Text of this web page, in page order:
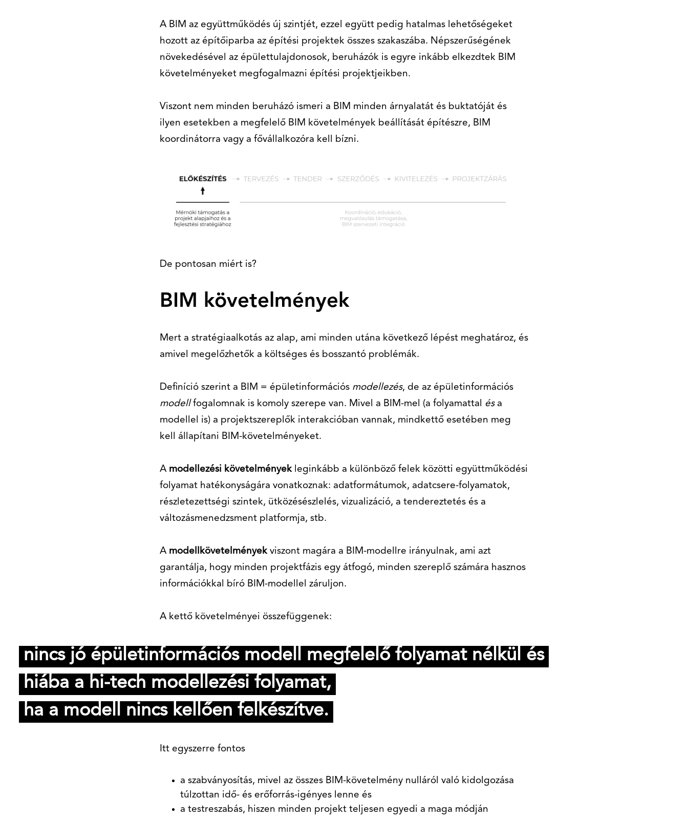
A BIM az együttműködés új szintjét, ezzel együtt pedig hatalmas lehetőségeket
hozott az építőiparba az építési projektek összes szakaszába. Népszerűségének
növekedésével az épülettulajdonosok, beruházók is egyre inkább elkezdtek BIM
követelményeket megfogalmazni építési projektjeikben.
Viszont nem minden beruházó ismeri a BIM minden árnyalatát és buktatóját és
ilyen esetekben a megfelelő BIM követelmények beállítását építészre, BIM
koordinátorra vagy a fővállalkozóra kell bízni.
De pontosan miért is?
BIM követelmények
Mert a stratégiaalkotás az alap, ami minden utána következő lépést meghatároz, és
amivel megelőzhetők a költséges és bosszantó problémák.
Definíció szerint a BIM = épületinformációs modellezés, de az épületinformációs
modell fogalomnak is komoly szerepe van. Mivel a BIM-mel (a folyamattal ésa
modellel is) a projektszereplők interakcióban vannak, mindkettő esetében meg
kell állapítani BIM-követelményeket.
A modellezési követelmények leginkább a különböző felek közötti együttműködési
folyamat hatékonyságára vonatkoznak: adatformátumok, adatcsere-folyamatok,
részletezettségi szintek, ütközésészlelés, vizualizáció, a tendereztetés és a
változásmenedzsment platformja, stb.
A modellkövetelmények viszont magára a BIM-modellre irányulnak, ami azt
garantálja, hogy minden projektfázis egy átfogó, minden szereplő számára hasznos
információkkal bíró BIM-modellel záruljon.
A kettő követelményei összefüggenek:
nincs jó épületinformációs modell megfelelő folyamat nélkül és
hiába a hi-tech modellezési folyamat,
ha a modell nincs kellően felkészítve.
Itt egyszerre fontos
a szabványosítás, mivel az összes BIM-követelmény nulláról való kidolgozása
túlzottan idő- és erőforrás-igényes lenne és
a testreszabás, hiszen minden projekt teljesen egyedi a maga módján